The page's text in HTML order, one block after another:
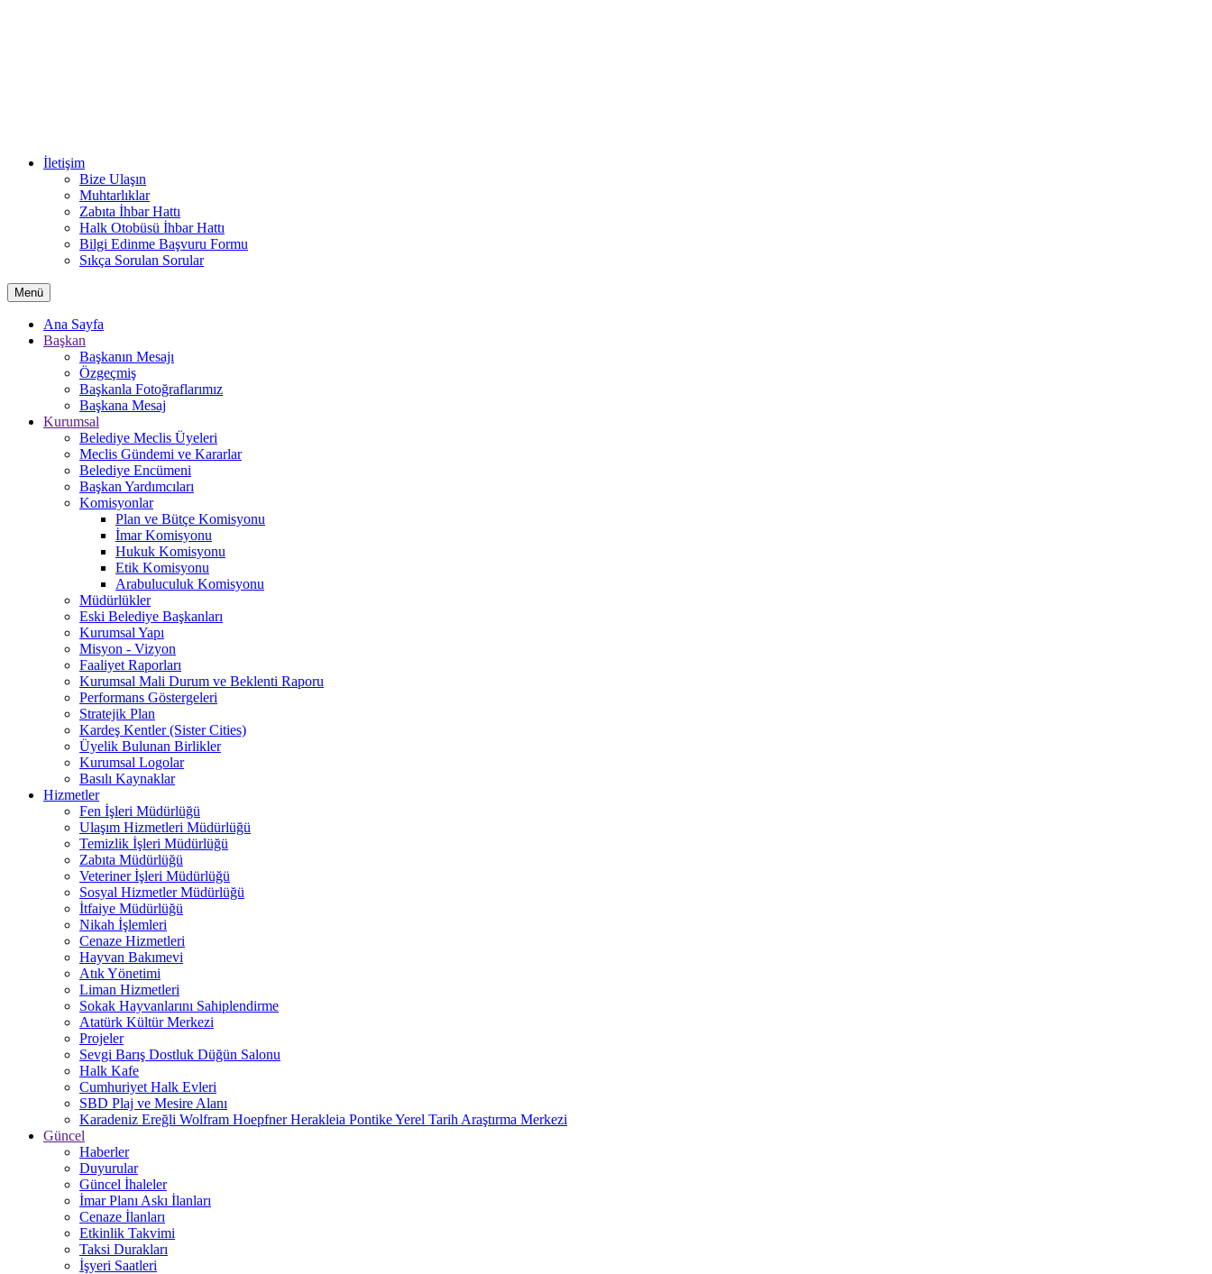
İletişim
Bize Ulaşın
Muhtarlıklar
Zabıta İhbar Hattı
Halk Otobüsü İhbar Hattı
Bilgi Edinme Başvuru Formu
Sıkça Sorulan Sorular
Menü
Ana Sayfa
Başkan
Başkanın Mesajı
Özgeçmiş
Başkanla Fotoğraflarımız
Başkana Mesaj
Kurumsal
Belediye Meclis Üyeleri
Meclis Gündemi ve Kararlar
Belediye Encümeni
Başkan Yardımcıları
Komisyonlar
Plan ve Bütçe Komisyonu
İmar Komisyonu
Hukuk Komisyonu
Etik Komisyonu
Arabuluculuk Komisyonu
Müdürlükler
Eski Belediye Başkanları
Kurumsal Yapı
Misyon - Vizyon
Faaliyet Raporları
Kurumsal Mali Durum ve Beklenti Raporu
Performans Göstergeleri
Stratejik Plan
Kardeş Kentler (Sister Cities)
Üyelik Bulunan Birlikler
Kurumsal Logolar
Basılı Kaynaklar
Hizmetler
Fen İşleri Müdürlüğü
Ulaşım Hizmetleri Müdürlüğü
Temizlik İşleri Müdürlüğü
Zabıta Müdürlüğü
Veteriner İşleri Müdürlüğü
Sosyal Hizmetler Müdürlüğü
İtfaiye Müdürlüğü
Nikah İşlemleri
Cenaze Hizmetleri
Hayvan Bakımevi
Atık Yönetimi
Liman Hizmetleri
Sokak Hayvanlarını Sahiplendirme
Atatürk Kültür Merkezi
Projeler
Sevgi Barış Dostluk Düğün Salonu
Halk Kafe
Cumhuriyet Halk Evleri
SBD Plaj ve Mesire Alanı
Karadeniz Ereğli Wolfram Hoepfner Herakleia Pontike Yerel Tarih Araştırma Merkezi
Güncel
Haberler
Duyurular
Güncel İhaleler
İmar Planı Askı İlanları
Cenaze İlanları
Etkinlik Takvimi
Taksi Durakları
İşyeri Saatleri